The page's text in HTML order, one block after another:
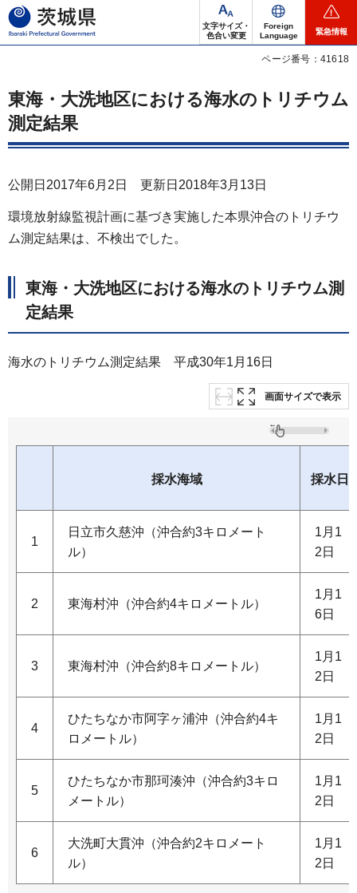
茨城県
文字サイズ・
色合い変更
Foreign
Language
緊急情報
ページ番号：41618
東海・大洗地区における海水のトリチウム
測定結果
公開日2017年6月2日 更新日2018年3月13日
環境放射線監視計画に基づき実施した本県沖合のトリチウ
ム測定結果は、不検出でした。
東海・大洗地区における海水のトリチウム測
定結果
海水のトリチウム測定結果 平成30年1月16日
画面サイズで表示
採水海域 採水日
1
日立市久慈沖（沖合約3キロメート
ル）
1月1
2日
2 東海村沖（沖合約4キロメートル）
1月1
6日
3 東海村沖（沖合約8キロメートル）
1月1
2日
4
ひたちなか市阿字ヶ浦沖（沖合約4キ
ロメートル）
1月1
2日
5
ひたちなか市那珂湊沖（沖合約3キロ
メートル）
1月1
2日
6
大洗町大貫沖（沖合約2キロメート
ル）
1月1
2日